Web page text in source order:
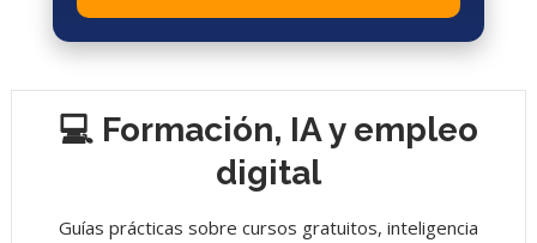
💻 Formación, IA y empleo
digital
Guías prácticas sobre cursos gratuitos, inteligencia